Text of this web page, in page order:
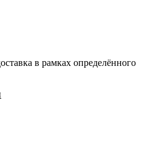
в рамках определённого